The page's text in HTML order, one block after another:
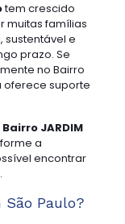
tem crescido
muitas famílias
e
prazo. Se
no Bairro
oferece suporte
JARDIM
a
encontrar
Paulo?